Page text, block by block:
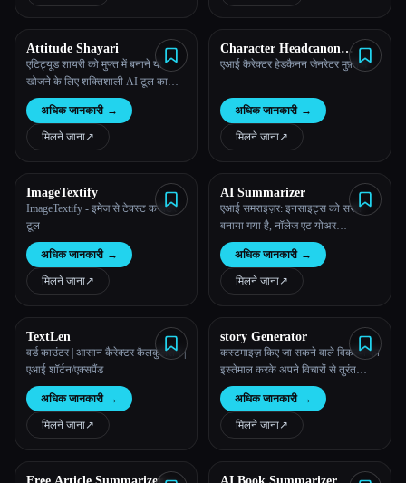
Attitude Shayari
एटिट्यूड शायरी को मुफ्त में बनाने या
खोजने के लिए शक्तिशाली AI टूल का
इस्तेमाल करें।
अधिक जानकारी →
मिलने जाना↗︎
Character Headcanon
Generator
एआई कैरेक्टर हेडकैनन जेनरेटर मुफ़्त में
अधिक जानकारी →
मिलने जाना↗︎
ImageTextify
ImageTextify - इमेज से टेक्स्ट कन्वर्टर
टूल
अधिक जानकारी →
मिलने जाना↗︎
AI Summarizer
एआई समराइज़र: इनसाइट्स को सरल
बनाया गया है, नॉलेज एट योअर
फिंगर्टिप्स।
अधिक जानकारी →
मिलने जाना↗︎
TextLen
वर्ड काउंटर | आसान कैरेक्टर कैलकुलेशन |
एआई शॉर्टन/एक्सपैंड
अधिक जानकारी →
मिलने जाना↗︎
story Generator
कस्टमाइज़ किए जा सकने वाले विकल्पों का
इस्तेमाल करके अपने विचारों से तुरंत
अनोखी AI स्टोरीज़ जेनरेट करें—पूरी तरह
मुफ़्त है और रजिस्ट्रेशन की ज़रूरत नहीं
है।
अधिक जानकारी →
मिलने जाना↗︎